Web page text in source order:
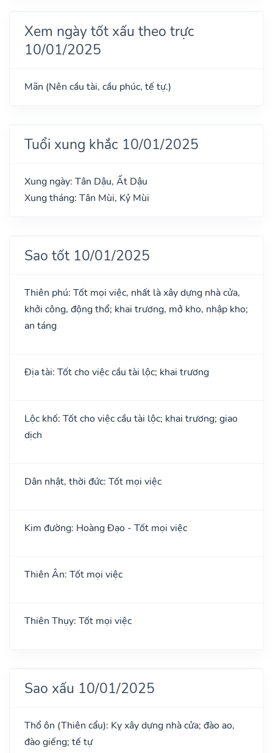
Xem ngày tốt xấu theo trực
10/01/2025
Mãn (Nên cầu tài, cầu phúc, tế tự.)
Tuổi xung khắc 10/01/2025
Xung ngày: Tân Dậu, Ất Dậu
Xung tháng: Tân Mùi, Kỷ Mùi
Sao tốt 10/01/2025
Thiên phú: Tốt mọi việc, nhất là xây dựng nhà cửa,
khởi công, động thổ; khai trương, mở kho, nhập kho;
an táng
Địa tài: Tốt cho việc cầu tài lộc; khai trương
Lộc khố: Tốt cho việc cầu tài lộc; khai trương; giao
dịch
Dân nhật, thời đức: Tốt mọi việc
Kim đường: Hoàng Đạo - Tốt mọi việc
Thiên Ân: Tốt mọi việc
Thiên Thụy: Tốt mọi việc
Sao xấu 10/01/2025
Thổ ôn (Thiên cẩu): Kỵ xây dựng nhà cửa; đào ao,
đào giếng; tế tự